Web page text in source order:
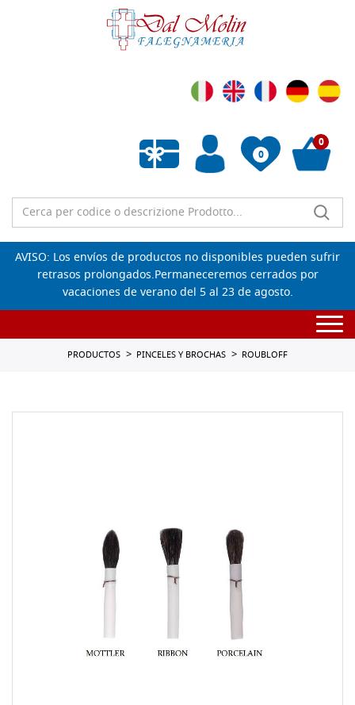
0
Lista de deseos vacía
0
AVISO: Los envíos de productos no disponibles pueden sufrir
retrasos prolongados.Permaneceremos cerrados por
vacaciones de verano del 5 al 23 de agosto.
PRODUCTOS PINCELES Y BROCHAS ROUBLOFF